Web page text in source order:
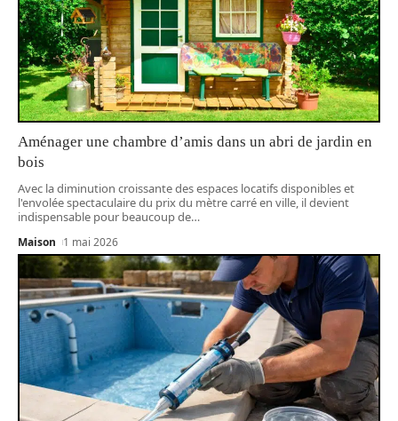
Aménager une chambre d’amis dans un abri de jardin en
bois
Avec la diminution croissante des espaces locatifs disponibles et
l'envolée spectaculaire du prix du mètre carré en ville, il devient
indispensable pour beaucoup de…
Maison 1 mai 2026